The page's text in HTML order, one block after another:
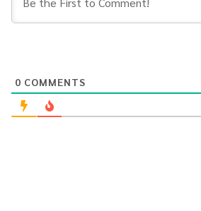
0 COMMENTS